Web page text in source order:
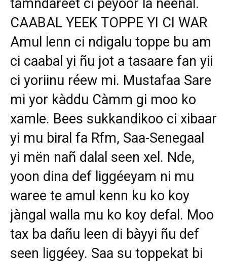
tamndareet ci peyoor la neenal.
CAABAL YEEK TOPPE YI CI WAR
Amul lenn ci ndigalu toppe bu am
ci caabal yi ñu jot a tasaare fan yii
ci yoriinu réew mi. Mustafaa Sare
mi yor kàddu Càmm gi moo ko
xamle. Bees sukkandikoo ci xibaar
yi mu biral fa Rfm, Saa-Senegaal
yi mën nañ dalal seen xel. Nde,
yoon dina def liggéeyam ni mu
waree te amul kenn ku ko koy
jàngal walla mu ko koy defal. Moo
tax ba dañu leen di bàyyi ñu def
seen liggéey. Saa su toppekat bi